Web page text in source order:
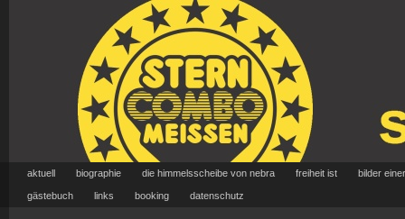
aktuell biographie die himmelsscheibe von nebra freiheit ist bilder
gästebuch links booking datenschutz